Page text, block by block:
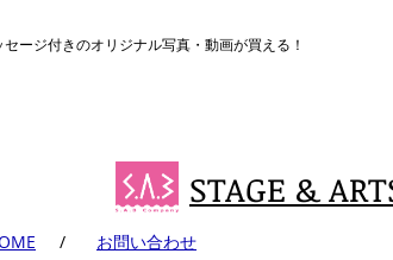
ージ付きのオリジナル写真・動画が買える！
STAGE &
​ /
​お問い合わせ